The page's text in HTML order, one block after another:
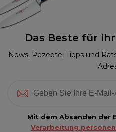
Das Beste für
News, Rezepte, Tipps und
Mit dem Absenden der
Verarbeitung